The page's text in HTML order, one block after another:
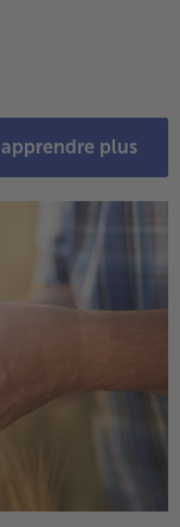
apprendre plus